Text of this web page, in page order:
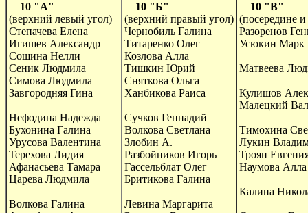
10 "А"
(верхний левый угол)
Степачева Елена
Игишев Александр
Сошина Нелли
Сеник Людмила
Симова Людмила
Завгородняя Гина
Нефодина Надежда
Бухонина Галина
Урусова Валентина
Терехова Лидия
Афанасьева Тамара
Царева Людмила
Волкова Галина
10 "Б"
(верхний правый угол)
Чернобиль Галина
Титаренко Олег
Козлова Алла
Тишкин Юрий
Сняткова Ольга
Ханбикова Раиса
Сучков Геннадий
Волкова Светлана
Злобин А.
Разбойников Игорь
Гассельблат Олег
Бритикова Галина
Левина Маргарита
10 "В"
(посередине
Разоренов
Усюкин Марк
Матвеева
Кулишов
Малецкий
Тимохина
Лукин
Троян
Наумова Алла
Калина